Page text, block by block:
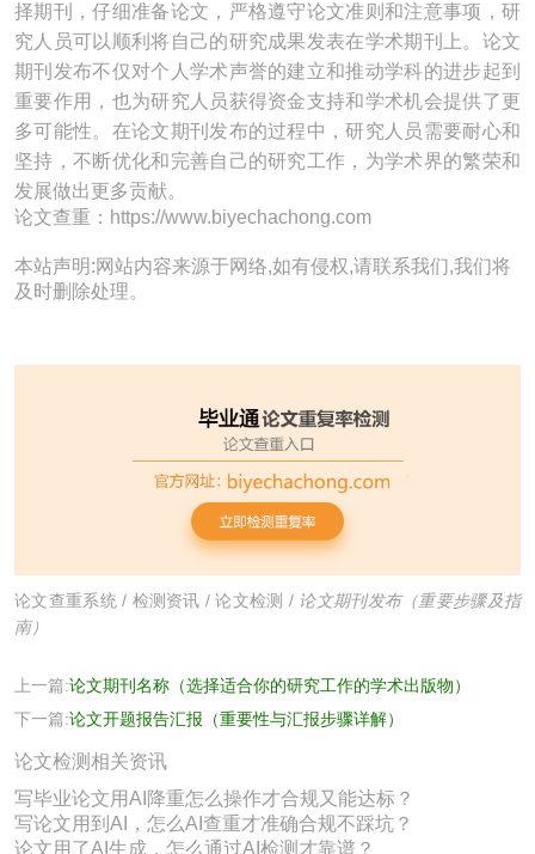
择期刊，仔细准备论文，严格遵守论文准则和注意事项，研
究人员可以顺利将自己的研究成果发表在学术期刊上。论文
期刊发布不仅对个人学术声誉的建立和推动学科的进步起到
重要作用，也为研究人员获得资金支持和学术机会提供了更
多可能性。在论文期刊发布的过程中，研究人员需要耐心和
坚持，不断优化和完善自己的研究工作，为学术界的繁荣和
发展做出更多贡献。
论文查重：https://www.biyechachong.com
本站声明:网站内容来源于网络,如有侵权,请联系我们,我们将
及时删除处理。
论文查重系统/ 检测资讯 /论文检测 / 论文期刊发布（重要步骤及指
南）
上一篇:论文期刊名称（选择适合你的研究工作的学术出版物）
下一篇:论文开题报告汇报（重要性与汇报步骤详解）
论文检测相关资讯
写毕业论文用AI降重怎么操作才合规又能达标？
写论文用到AI，怎么AI查重才准确合规不踩坑？
论文用了AI生成，怎么通过AI检测才靠谱？